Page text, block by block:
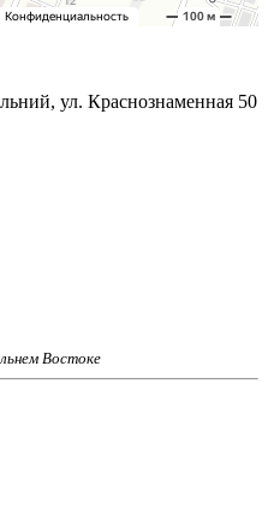
ул. Краснознаменная 50
Востоке